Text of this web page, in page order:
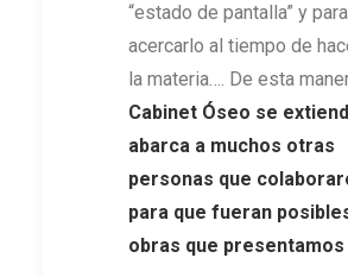
“estado de pantalla” y para
acercarlo al tiempo de
la materia…. De esta
Cabinet Óseo se
abarca a muchos otras
personas que
para que fueran
obras que presentamos